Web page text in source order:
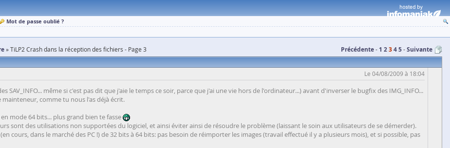
Mot de passe oublié ?
TiLP2 Crash dans la réception des fichiers - Page 3 Précédente 1 2345 Suivante
Le 04/08/2009 à 18:04
même si c'est pas dit que j'aie le temps ce soir, parce que j'ai une vie hors de l'ordinateur...) avant d'inverser le bugfix des IMG_INFO...
mainteneur, comme tu nous l'as déjà écrit.
mode 64 bits... plus grand bien te fasse
sont des utilisations non supportées du logiciel, et ainsi éviter ainsi de résoudre le problème (laissant le soin aux utilisateurs de se démerder).
cours, dans le marché des PC !) de 32 bits à 64 bits: pas besoin de réimporter les images (travail effectué il y a plusieurs mois), et si possible, pas